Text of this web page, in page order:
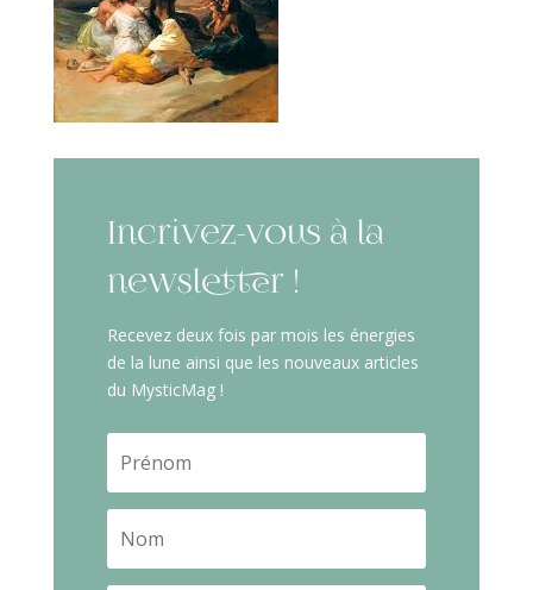
Incrivez-vous à la
newsletter !
Recevez deux fois par mois les énergies
de la lune ainsi que les nouveaux articles
du MysticMag !